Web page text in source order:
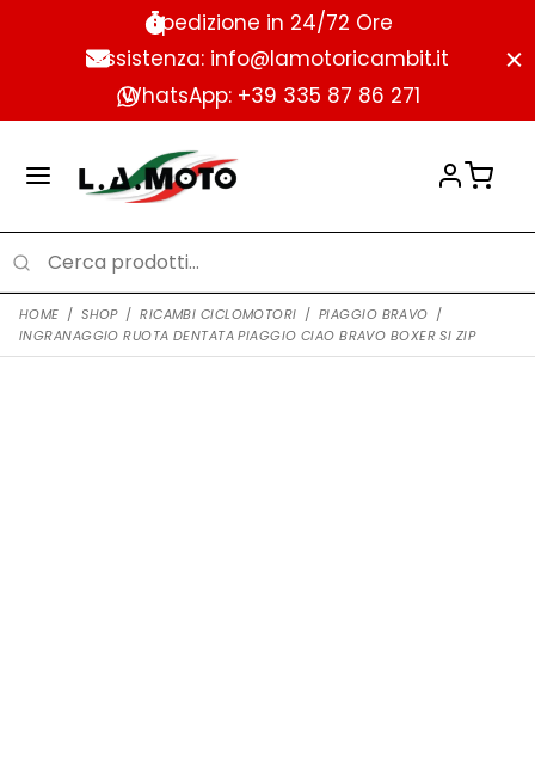
Spedizione in 24/72 Ore
Assistenza: info@lamotoricambit.it
WhatsApp: +39 335 87 86 271
HOME / SHOP / RICAMBI CICLOMOTORI / PIAGGIO BRAVO /
INGRANAGGIO RUOTA DENTATA PIAGGIO CIAO BRAVO BOXER SI ZIP